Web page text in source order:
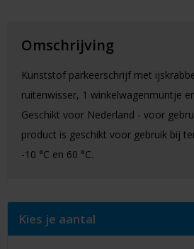
Omschrijving
Kunststof parkeerschrijf met
ruitenwisser, 1 winkelwagenmuntje
Geschikt voor Nederland - voor
product is geschikt voor gebruik bij
-10 °C en 60 °C.
Kies je aantal